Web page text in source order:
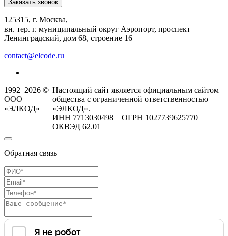
Заказать звонок
125315, г. Москва,
вн. тер. г. муниципальный округ Аэропорт, проспект
Ленинградский, дом 68, строение 16
contact@elcode.ru
1992–2026 ©
ООО
«ЭЛКОД»
Настоящий сайт является официальным сайтом
общества с ограниченной ответственностью
«ЭЛКОД».
ИНН 7713030498 ОГРН 1027739625770
ОКВЭД 62.01
Обратная связь